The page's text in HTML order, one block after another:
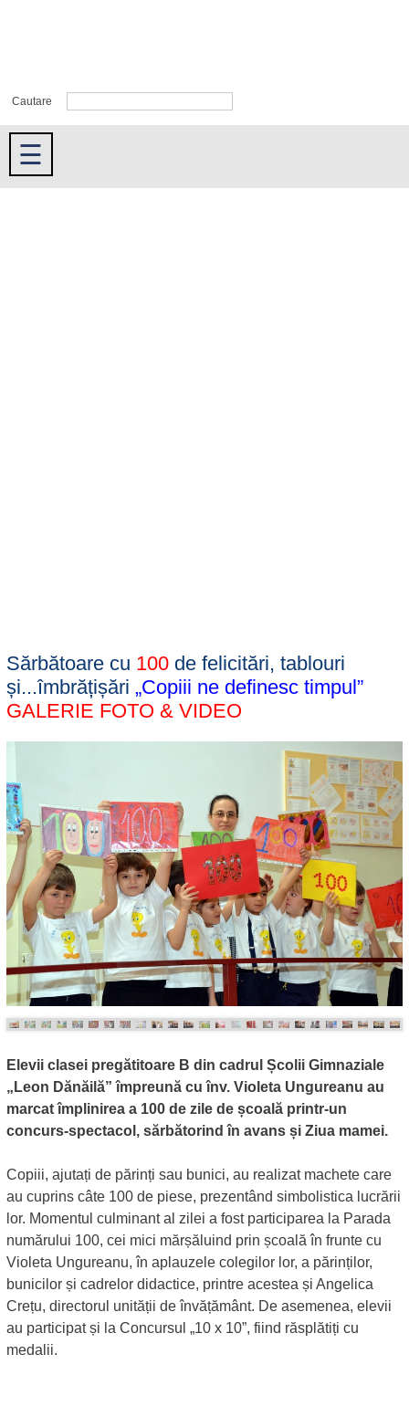
Cautare
☰
Sărbătoare cu 100de felicitări, tablouri
și...îmbrățișări „Copiii ne definesc timpul”
GALERIE FOTO & VIDEO
Elevii clasei pregătitoare B din cadrul Școlii Gimnaziale
„Leon Dănăilă” împreună cu înv. Violeta Ungureanu au
marcat împlinirea a 100 de zile de școală printr-un
concurs-spectacol, sărbătorind în avans și Ziua mamei.
Copiii, ajutați de părinți sau bunici, au realizat machete care
au cuprins câte 100 de piese, prezentând simbolistica lucrării
lor. Momentul culminant al zilei a fost participarea la Parada
numărului 100, cei mici mărșăluind prin școală în frunte cu
Violeta Ungureanu, în aplauzele colegilor lor, a părinților,
bunicilor și cadrelor didactice, printre acestea și Angelica
Crețu, directorul unității de învățământ. De asemenea, elevii
au participat și la Concursul „10 x 10”, fiind răsplătiți cu
medalii.